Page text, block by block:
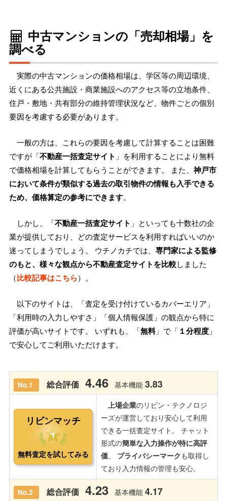
中古マンションの「売却相場」を
調べる
実際の中古マンションの価格相場は、学区等の周辺環境、
近くにある公共施設・商業施設へのアクセス等の立地条件、
住戸・敷地・共有部分の維持管理状況など、物件ごとの個別
要因を考慮する必要があります。
一般の方は、これらの要因を考慮して計算することは困難
ですが「不動産一括査定サイト 」を利用することにより無料
で価格相場を計算してもらうことができます。 また、 神戸市
において条件が類似する過去の取引物件の情報も入手できる
ため、価格算定の参考にできます。
しかし、「不動産一括査定サイト 」といっても十数社の企
業が提供しており、どの査定サービスを利用すればいいのか
迷ってしまうでしょう。 ウチノカチでは、 専門家による監修
のもと、様々な観点から不動産査定サイトを比較しました
（比較記事はこちら）。
以下のサイトは、「査定を受け付けているカバーエリア」
「利用時の入力しやすさ」「個人情報保護」の観点から特に
評価が高いサイトです。 いずれも、「無料」で「 １分程度 」
で安心してご利用いただけます。